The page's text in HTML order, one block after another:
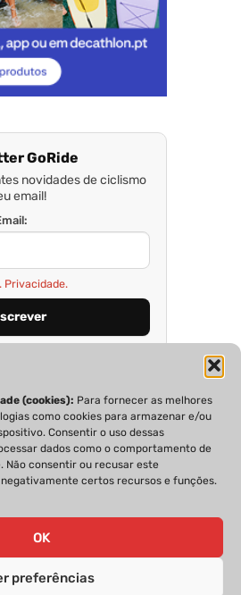
(cookies): Para fornecer as melhores
como cookies para armazenar e/ou
Consentir o uso dessas
dados como o comportamento de
Não consentir ou recusar este
certos recursos e funções.
OK
preferências
GoRide
novidades de ciclismo
email!
Privacidade.
TÉCNICA
ESTATUTO EDITORIAL